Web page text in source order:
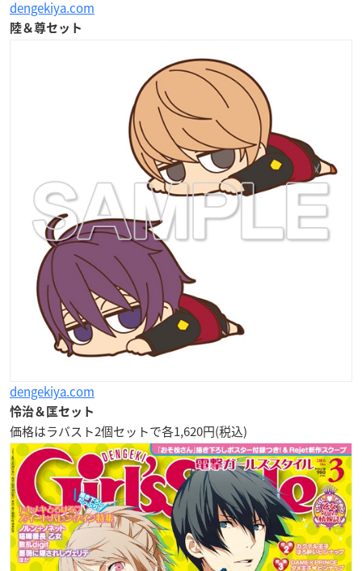
dengekiya.com
陸＆尊セット
dengekiya.com
怜治＆匡セット
価格はラバスト2個セットで各1,620円(税込)